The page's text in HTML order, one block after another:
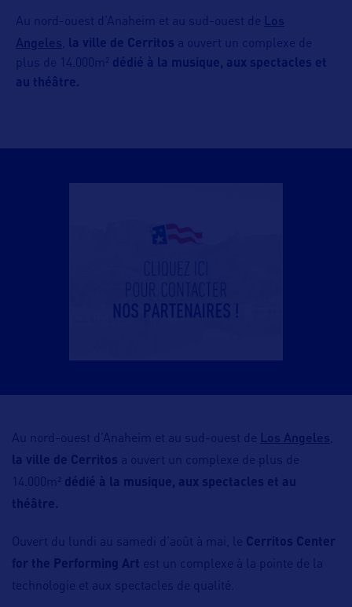
Au nord-ouest d’Anaheim et au sud-ouest de Los
Angeles
la ville de Cerritos a ouvert un complexe de
plus de 14.000m² dédié à la musique, aux spectacles et
au théâtre.
Au nord-ouest d’Anaheim et au sud-ouest de Los Angeles
la ville de Cerritos a ouvert un complexe de plus de
14.000m² dédié à la musique, aux spectacles et au
théâtre.
Ouvert du lundi au samedi d’août à mai, le Cerritos Center
for the Performing Art est un complexe à la pointe de la
technologie et aux spectacles de qualité.